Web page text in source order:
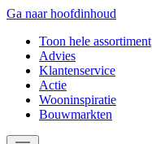
Ga naar hoofdinhoud
Toon hele assortiment
Advies
Klantenservice
Actie
Wooninspiratie
Bouwmarkten